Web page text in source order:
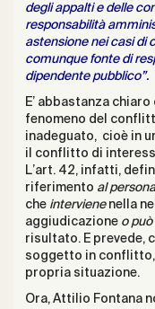
degli appalti e delle
responsabilità
astensione nei casi di
comunque fonte di
dipendente pubblico”.
E’ abbastanza
fenomeno del
inadeguato, cioè in
il conflitto di
L’art. 42, infatti,
riferimento al
che interviene nella
aggiudicazioneo può
risultato. E prevede,
soggetto in conflitto,
propria situazione.
Ora, Attilio Fontana